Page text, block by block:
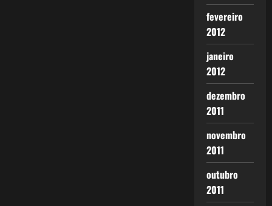
fevereiro
2012
janeiro
2012
dezembro
2011
novembro
2011
outubro
2011